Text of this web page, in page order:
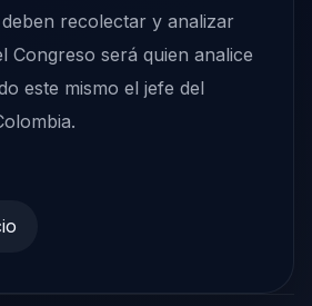
recolectar y analizar
Congreso será quien analice
este mismo el jefe del